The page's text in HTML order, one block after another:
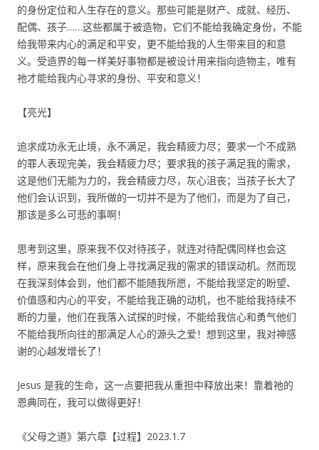
的身份定位和人生存在的意义。那些可能是财产、成就、经历、
配偶、孩子……这些都属于被造物，它们不能给我确定身份，不能
给我带来内心的满足和平安，更不能给我的人生带来目的和意
义。受造界的每一样美好事物都是被设计用来指向造物主，唯有
祂才能给我内心寻求的身份、平安和意义！
【亮光】
追求成功永无止境，永不满足，我会精疲力尽；要求一个不成熟
的罪人表现完美，我会精疲力尽；要求我的孩子满足我的需求，
这是他们无能为力的，我会精疲力尽，灰心沮丧；当孩子长大了
他们会认识到，我所做的一切并不是为了他们，而是为了自己，
那该是多么可悲的事啊！
思考到这里，原来我不仅对待孩子，就连对待配偶同样也会这
样，原来我会在他们身上寻找满足我的需求的错误动机。然而现
在我深刻体会到，他们都不能随我所愿，不能给我坚定的盼望、
价值感和内心的平安，不能给我正确的动机，也不能给我持续不
断的力量，他们在我落入试探的时候，不能给我信心和勇气他们
不能给我所向往的那满足人心的源头之爱！想到这里，我对神感
谢的心越发增长了！
Jesus 是我的生命，这一点要把我从重担中释放出来！靠着祂的
恩典同在，我可以做得更好！
《父母之道》第六章【过程】2023.1.7